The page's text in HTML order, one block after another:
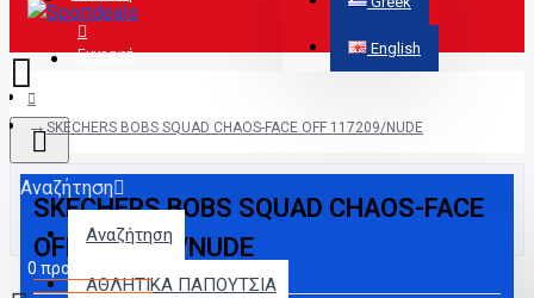
Εγγραφή English
Αναζήτηση
Αναζήτηση
ΑΘΛΗΤΙΚΑ ΠΑΠΟΥΤΣΙΑ
0 προϊόν(τα) - 0,00€
SKECHERS BOBS SQUAD CHAOS-FACE OFF 117209/NUDE
SKECHERS BOBS SQUAD CHAOS-FACE
OFF 117209/NUDE